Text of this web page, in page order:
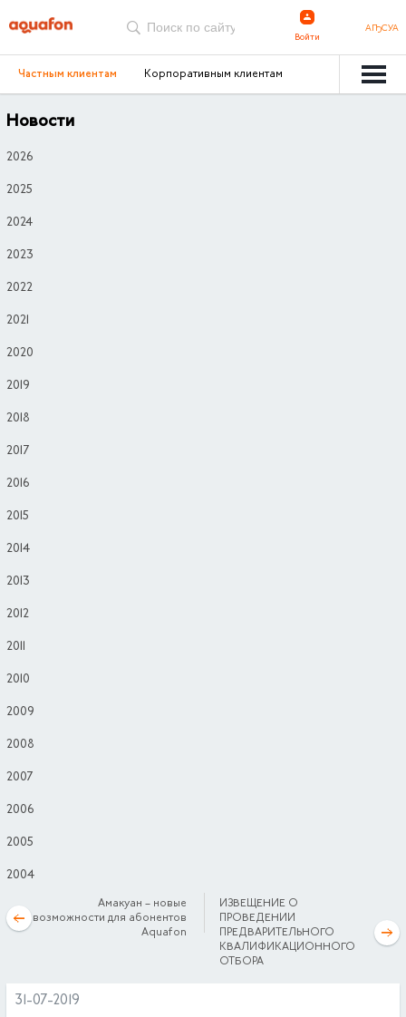
Войти
АҦСУА
Частным клиентам Корпоративным клиентам
Новости
2026
2025
2024
2023
2022
2021
2020
2019
2018
2017
2016
2015
2014
2013
2012
2011
2010
2009
2008
2007
2006
2005
2004
Амакуан – новые
возможности для абонентов
Aquafon
ИЗВЕЩЕНИЕ О
ПРОВЕДЕНИИ
ПРЕДВАРИТЕЛЬНОГО
КВАЛИФИКАЦИОННОГО
ОТБОРА
31-07-2019